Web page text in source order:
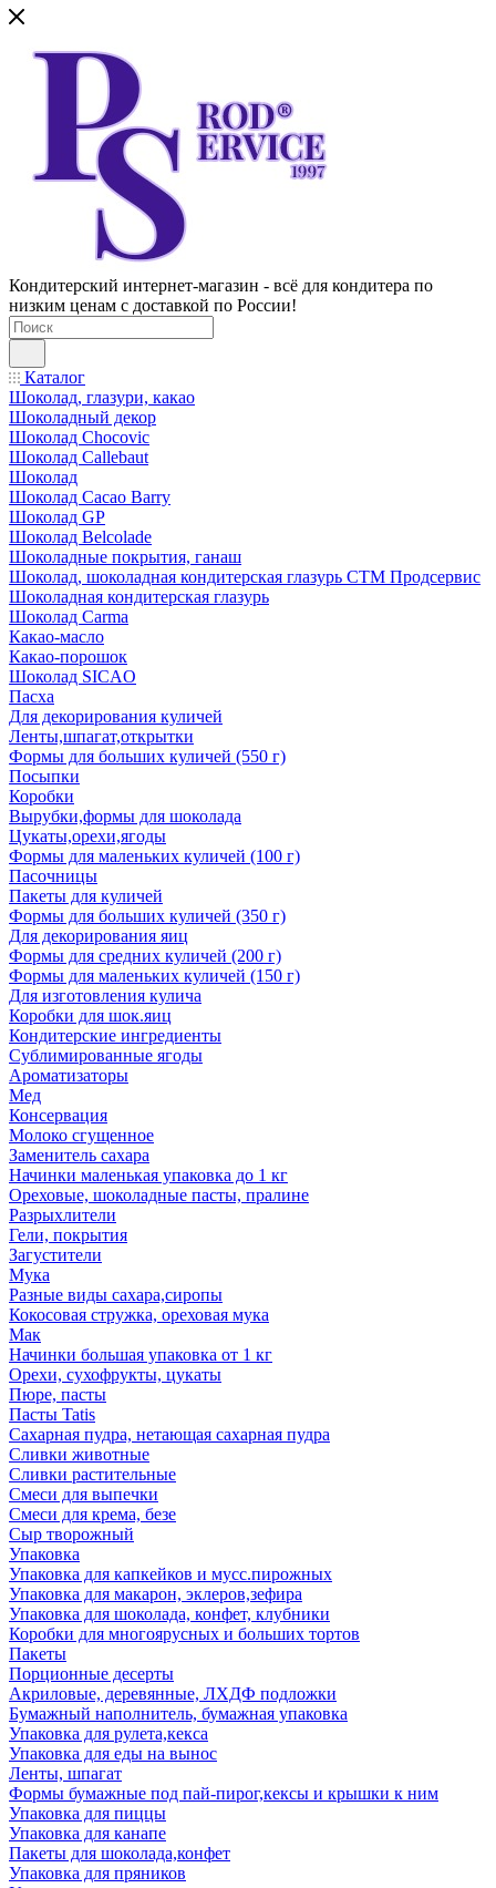
Кондитерский интернет-магазин - всё для кондитера по
низким ценам с доставкой по России!
Каталог
Шоколад, глазури, какао
Шоколадный декор
Шоколад Chocovic
Шоколад Callebaut
Шоколад
Шоколад Cacao Barry
Шоколад GP
Шоколад Belcolade
Шоколадные покрытия, ганаш
Шоколад, шоколадная кондитерская глазурь СТМ Продсервис
Шоколадная кондитерская глазурь
Шоколад Carma
Какао-масло
Какао-порошок
Шоколад SICAO
Пасха
Для декорирования куличей
Ленты,шпагат,открытки
Формы для больших куличей (550 г)
Посыпки
Коробки
Вырубки,формы для шоколада
Цукаты,орехи,ягоды
Формы для маленьких куличей (100 г)
Пасочницы
Пакеты для куличей
Формы для больших куличей (350 г)
Для декорирования яиц
Формы для средних куличей (200 г)
Формы для маленьких куличей (150 г)
Для изготовления кулича
Коробки для шок.яиц
Кондитерские ингредиенты
Сублимированные ягоды
Ароматизаторы
Мед
Консервация
Молоко сгущенное
Заменитель сахара
Начинки маленькая упаковка до 1 кг
Ореховые, шоколадные пасты, пралине
Разрыхлители
Гели, покрытия
Загустители
Мука
Разные виды сахара,сиропы
Кокосовая стружка, ореховая мука
Мак
Начинки большая упаковка от 1 кг
Орехи, сухофрукты, цукаты
Пюре, пасты
Пасты Tatis
Сахарная пудра, нетающая сахарная пудра
Сливки животные
Сливки растительные
Смеси для выпечки
Смеси для крема, безе
Сыр творожный
Упаковка
Упаковка для капкейков и мусс.пирожных
Упаковка для макарон, эклеров,зефира
Упаковка для шоколада, конфет, клубники
Коробки для многоярусных и больших тортов
Пакеты
Порционные десерты
Акриловые, деревянные, ЛХДФ подложки
Бумажный наполнитель, бумажная упаковка
Упаковка для рулета,кекса
Упаковка для еды на вынос
Ленты, шпагат
Формы бумажные под пай-пирог,кексы и крышки к ним
Упаковка для пиццы
Упаковка для канапе
Пакеты для шоколада,конфет
Упаковка для пряников